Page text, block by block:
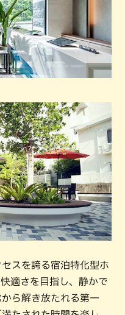
スを誇る宿泊特化型ホ
適さを目指し、静かで
ら解き放たれる第一